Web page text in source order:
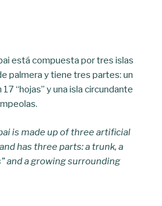
está compuesta por tres islas
palmera y tiene tres partes: un
“hojas” y una isla circundante
is made up of three artificial
has three parts: a trunk, a
and a growing surrounding